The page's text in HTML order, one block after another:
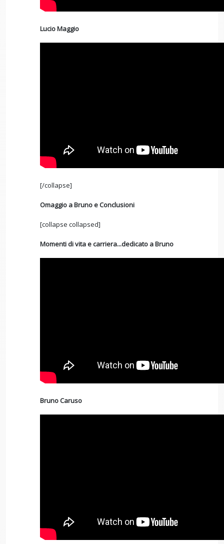
Lucio Maggio
[/collapse]
Omaggio a Bruno e Conclusioni
[collapse collapsed]
Momenti di vita e carriera...dedicato a Bruno
Bruno Caruso